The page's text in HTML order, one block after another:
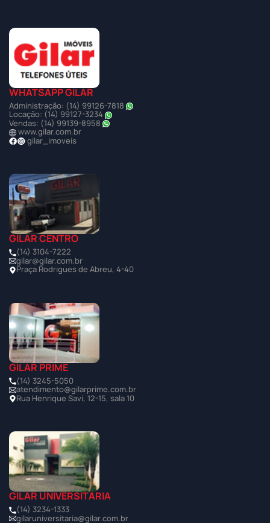
WHATSAPP GILAR
Administração: (14) 99126-7818
Locação: (14) 99127-3234
Vendas: (14) 99139-8958
www.gilar.com.br
gilar_imoveis
GILAR CENTRO
(14) 3104-7222
gilar@gilar.com.br
Praça Rodrigues de Abreu, 4-40
GILAR PRIME
(14) 3245-5050
atendimento@gilarprime.com.br
Rua Henrique Savi, 12-15, sala 10
GILAR UNIVERSITÁRIA
(14) 3234-1333
gilaruniversitaria@gilar.com.br